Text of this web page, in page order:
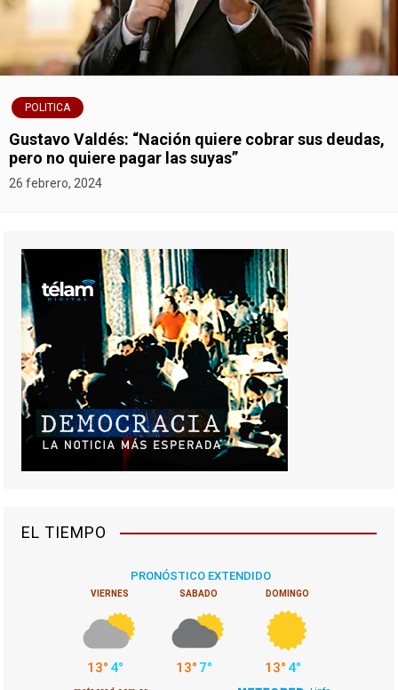
POLITICA
Gustavo Valdés: “Nación quiere cobrar sus deudas,
pero no quiere pagar las suyas”
26 febrero, 2024
EL TIEMPO